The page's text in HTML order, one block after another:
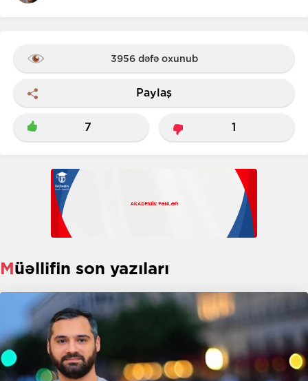
3956 dəfə oxunub
Paylaş
7 1
Müəllifin son yazıları